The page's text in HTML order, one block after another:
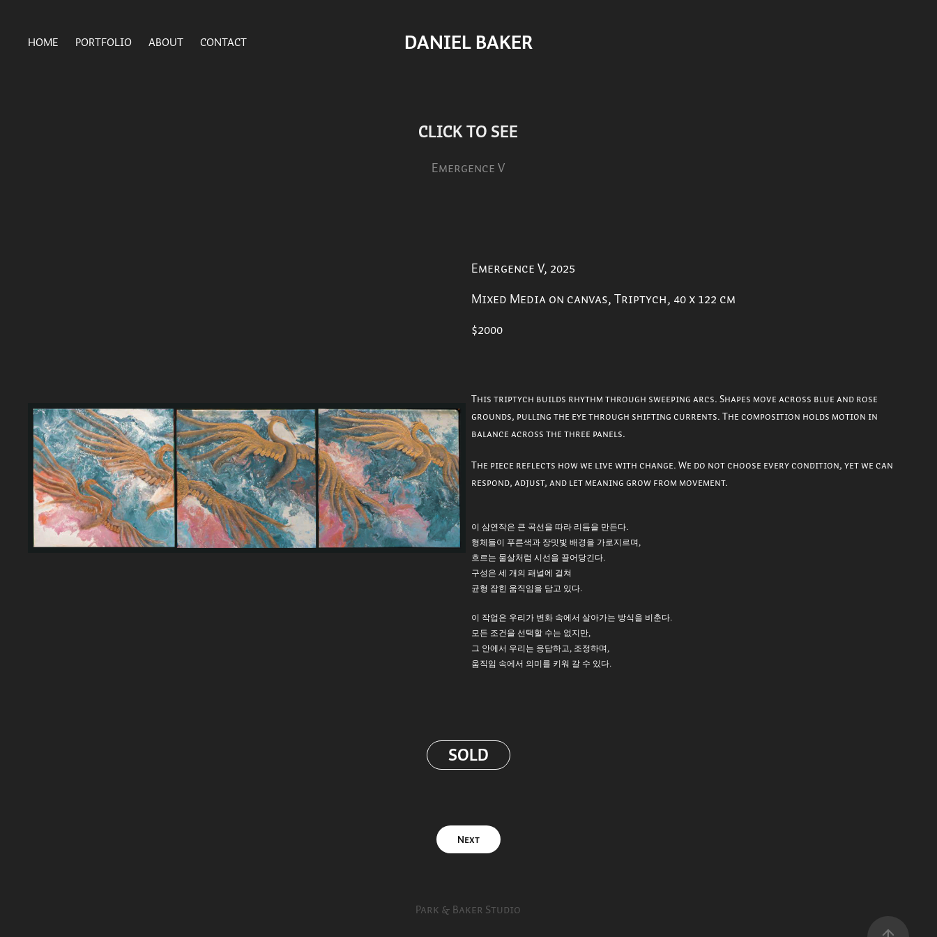
HOME PORTFOLIO ABOUT CONTACT DANIEL BAKER
CLICK TO SEE
Emergence V
Emergence V, 2025
Mixed Media on canvas, Triptych, 40 x 122 cm
$2000
This triptych builds rhythm through sweeping arcs. Shapes move across blue and rose
grounds, pulling the eye through shifting currents. The composition holds motion in
balance across the three panels.
The piece reflects how we live with change. We do not choose every condition, yet we can
respond, adjust, and let meaning grow from movement.
이 삼연작은 큰 곡선을 따라 리듬을 만든다.
형체들이 푸른색과 장밋빛 배경을 가로지르며,
흐르는 물살처럼 시선을 끌어당긴다.
구성은 세 개의 패널에 걸쳐
균형 잡힌 움직임을 담고 있다.
이 작업은 우리가 변화 속에서 살아가는 방식을 비춘다.
모든 조건을 선택할 수는 없지만,
그 안에서 우리는 응답하고, 조정하며,
움직임 속에서 의미를 키워 갈 수 있다.
SOLD
Next
Park & Baker Studio